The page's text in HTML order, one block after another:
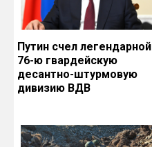
Путин счел легендарной
76-ю гвардейскую
десантно-штурмовую
дивизию ВДВ